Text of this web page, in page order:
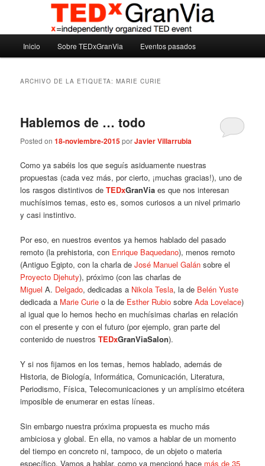
principal
secundarioTEDxGranVia
Madrid – España – Spain
Inicio Sobre TEDxGranVia Eventos pasados
ARCHIVO DE LA ETIQUETA:MARIE CURIE
Hablemos de … todo
Posted on18-noviembre-2015porJavier Villarrubia
Como ya sabéis los que seguís asiduamente nuestras
propuestas (cada vez más, por cierto, ¡muchas gracias!), uno de
los rasgos distintivos deTEDxGranVia es que nos interesan
muchísimos temas, esto es, somos curiosos a un nivel primario
y casi instintivo.
Por eso, en nuestros eventos ya hemos hablado del pasado
remoto (la prehistoria, con Enrique Baquedano), menos remoto
(Antiguo Egipto, con la charla deJosé Manuel Galán sobre el
Proyecto Djehuty), próximo (con las charlas de
Miguel A. Delgado, dedicadas a Nikola Tesla, la de Belén Yuste
dedicada a Marie Curie o la de Esther Rubio sobreAda Lovelace)
al igual que lo hemos hecho en muchísimas charlas en relación
con el presente y con el futuro (por ejemplo, gran parte del
contenido de nuestrosTEDxGranViaSalon).
Y si nos fijamos en los temas, hemos hablado, además de
Historia, de Biología, Informática, Comunicación, Literatura,
Periodismo, Física, Telecomunicaciones y un amplísimo etcétera
imposible de enumerar en estas líneas.
Sin embargo nuestra próxima propuesta es mucho más
ambiciosa y global. En ella, no vamos a hablar de un momento
del tiempo en concreto ni, tampoco, de un objeto o materia
específico. Vamos a hablar, como ya mencionó hace más de 35